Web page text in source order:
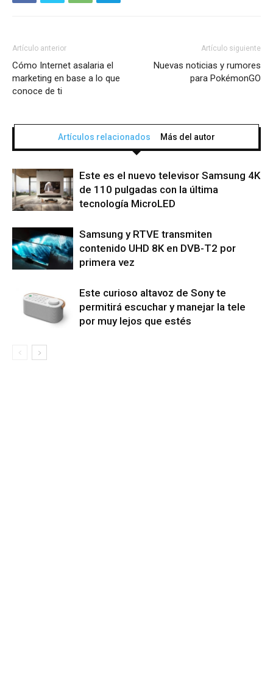
Artículo anterior
Cómo Internet asalaria el
marketing en base a lo que
conoce de ti
Artículo siguiente
Nuevas noticias y rumores
para PokémonGO
Artículos relacionados Más del autor
Este es el nuevo televisor Samsung 4K
de 110 pulgadas con la última
tecnología MicroLED
Samsung y RTVE transmiten
contenido UHD 8K en DVB-T2 por
primera vez
Este curioso altavoz de Sony te
permitirá escuchar y manejar la tele
por muy lejos que estés